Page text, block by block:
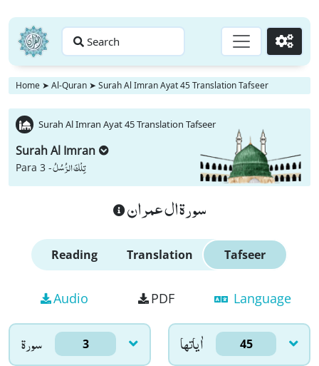
Search Go
Home ➤ Al-Quran ➤ Surah Al Imran Ayat 45 Translation Tafseer
Surah Al Imran Ayat 45 Translation Tafseer
Surah Al Imran
Para 3 -تِلْكَ الرُّسُلُ
سورة ال عمران
Reading Translation Tafseer
Audio PDF Language
سورۃ 3 اٰياتها 45